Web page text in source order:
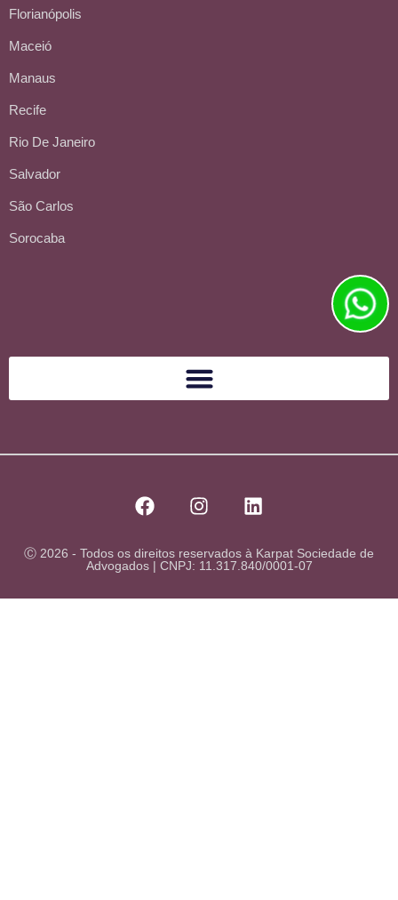
Florianópolis
Maceió
Manaus
Recife
Rio De Janeiro
Salvador
São Carlos
Sorocaba
Ⓒ 2026 - Todos os direitos reservados à Karpat Sociedade de
Advogados | CNPJ: 11.317.840/0001-07